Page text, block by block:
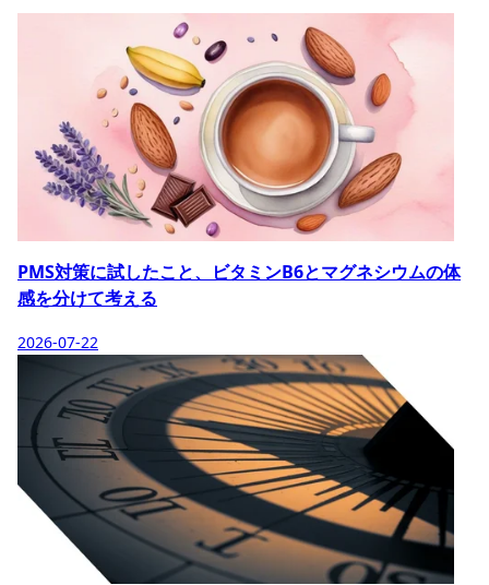
PMS対策に試したこと、ビタミンB6とマグネシウムの体
感を分けて考える
2026-07-22